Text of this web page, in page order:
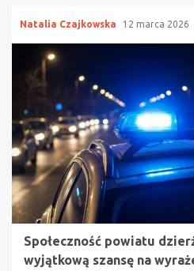
Natalia Czajkowska 12 marca 2026
Społeczność powiatu
wyjątkową szansę na